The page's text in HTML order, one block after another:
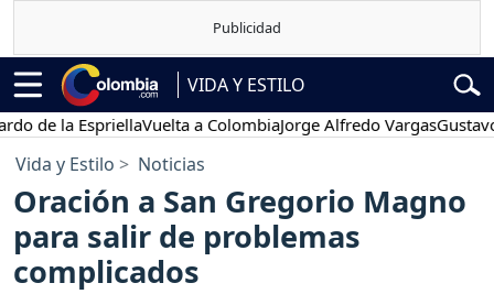
VIDA Y ESTILO
la EspriellaVuelta a ColombiaJorge Alfredo VargasGustavo Petro
Vida y Estilo Noticias
Oración a San Gregorio Magno
para salir de problemas
complicados